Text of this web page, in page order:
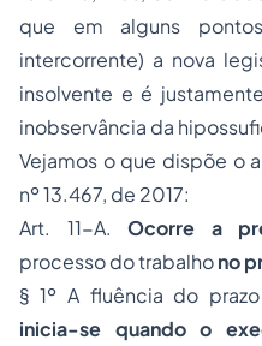
que em alguns
intercorrente) a nova
insolvente e é
inobservância da
Vejamos o que dispõe o
nº 13.467, de 2017:
Art. 11-A. Ocorre a
processo do trabalhono
§ 1º A fluência do
inicia-se quando o